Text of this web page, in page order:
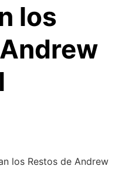
los
los Restos de Andrew